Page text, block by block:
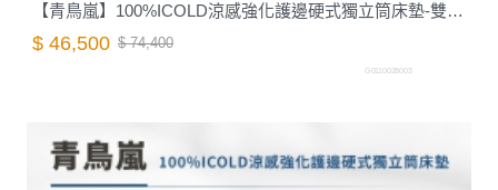
【青鳥嵐】100%ICOLD涼感強化護邊硬式獨立筒床墊-雙人加大6尺｜德新床墊
$ 46,500 $ 74,400
G0110028003